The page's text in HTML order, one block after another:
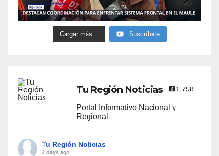
Cargar más... Suscríbete
Tu Región Noticias 1,758
Portal Informativo Nacional y
Regional
Tu Región Noticias
2 days ago